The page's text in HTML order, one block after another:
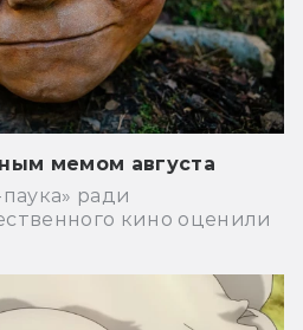
мемом августа
ради
кино оценили